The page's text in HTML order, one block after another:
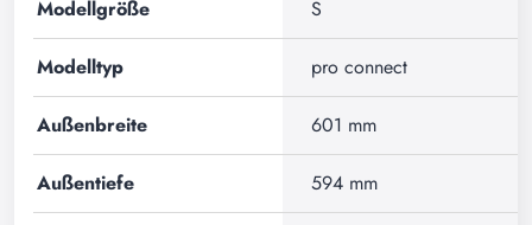
Modellgröße S
Modelltyp pro connect
Außenbreite 601 mm
Außentiefe 594 mm